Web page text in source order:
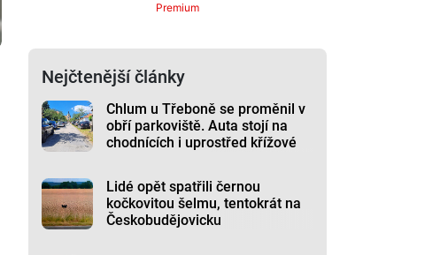
Premium
Nejčtenější články
Chlum u Třeboně se proměnil v
obří parkoviště. Auta stojí na
chodnících i uprostřed křížové
Lidé opět spatřili černou
kočkovitou šelmu, tentokrát na
Českobudějovicku